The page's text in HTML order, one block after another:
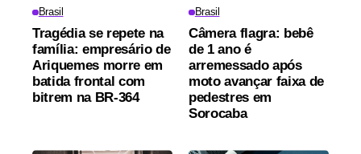
Brasil
Tragédia se repete na
família: empresário de
Ariquemes morre em
batida frontal com
bitrem na BR-364
Brasil
Câmera flagra: bebê
de 1 ano é
arremessado após
moto avançar faixa de
pedestres em
Sorocaba